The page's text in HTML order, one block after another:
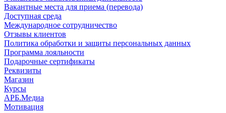
Вакантные места для приема (перевода)
Доступная среда
Международное сотрудничество
Отзывы клиентов
Политика обработки и защиты персональных данных
Программа лояльности
Подарочные сертификаты
Реквизиты
Магазин
Курсы
АРБ.Медиа
Мотивация